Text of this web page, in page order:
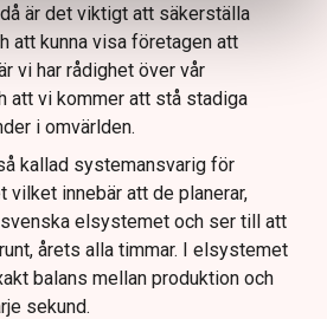
är det viktigt att säkerställa
att kunna visa företagen att
vi har rådighet över vår
att vi kommer att stå stadiga
i omvärlden.
kallad systemansvarig för
innebär att de planerar,
elsystemet och ser till att
årets alla timmar. I elsystemet
balans mellan produktion och
sekund.